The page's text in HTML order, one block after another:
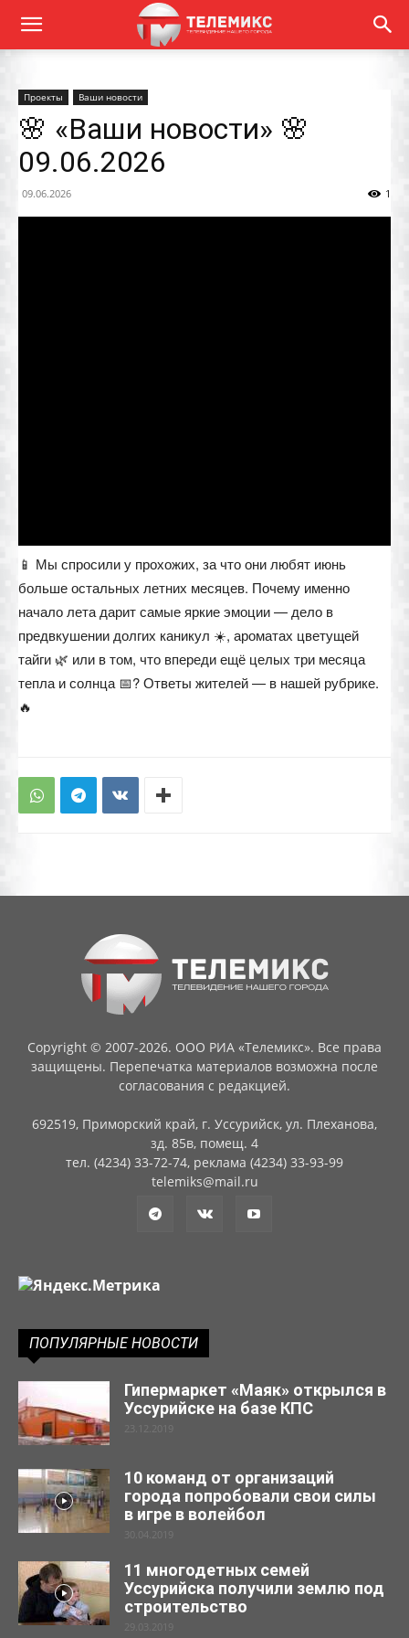
Проекты Ваши новости
🌸 «Ваши новости» 🌸
09.06.2026
09.06.2026 1
📱 Мы спросили у прохожих, за что они любят июнь
больше остальных летних месяцев. Почему именно
начало лета дарит самые яркие эмоции — дело в
предвкушении долгих каникул ☀️, ароматах цветущей
тайги 🌿 или в том, что впереди ещё целых три месяца
тепла и солнца 📅? Ответы жителей — в нашей рубрике.
🔥
Copyright © 2007-2026. ООО РИА «Телемикс». Все права
защищены. Перепечатка материалов возможна после
согласования с редакцией.
692519, Приморский край, г. Уссурийск, ул. Плеханова,
зд. 85в, помещ. 4
тел. (4234) 33-72-74, реклама (4234) 33-93-99
telemiks@mail.ru
ПОПУЛЯРНЫЕ НОВОСТИ
Гипермаркет «Маяк» открылся в
Уссурийске на базе КПС
23.12.2019
10 команд от организаций
города попробовали свои силы
в игре в волейбол
30.04.2019
11 многодетных семей
Уссурийска получили землю под
строительство
29.03.2019